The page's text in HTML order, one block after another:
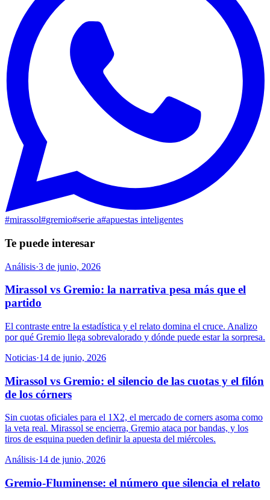
#mirassol#gremio#serie a#apuestas inteligentes
Te puede interesar
Análisis·3 de junio, 2026
Mirassol vs Gremio: la narrativa pesa más que el
partido
El contraste entre la estadística y el relato domina el cruce. Analizo
por qué Gremio llega sobrevalorado y dónde puede estar la sorpresa.
Noticias·14 de junio, 2026
Mirassol vs Gremio: el silencio de las cuotas y el filón
de los córners
Sin cuotas oficiales para el 1X2, el mercado de corners asoma como
la veta real. Mirassol se encierra, Gremio ataca por bandas, y los
tiros de esquina pueden definir la apuesta del miércoles.
Análisis·14 de junio, 2026
Gremio-Fluminense: el número que silencia el relato